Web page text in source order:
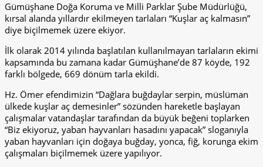
Gümüşhane Doğa Koruma ve Milli Parklar Şube Müdürlüğü,
kırsal alanda yıllardır ekilmeyen tarlaları “Kuşlar aç kalmasın”
diye biçilmemek üzere ekiyor.
İlk olarak 2014 yılında başlatılan kullanılmayan tarlaların ekimi
kapsamında bu zamana kadar Gümüşhane’de 87 köyde, 192
farklı bölgede, 669 dönüm tarla ekildi.
Hz. Ömer efendimizin “Dağlara buğdaylar serpin, müslüman
ülkede kuşlar aç demesinler” sözünden hareketle başlayan
çalışmalar vatandaşlar tarafından da büyük beğeni toplarken
“Biz ekiyoruz, yaban hayvanları hasadını yapacak” sloganıyla
yaban hayvanları için doğaya buğday, yonca, fiğ, korunga ekim
çalışmaları biçilmemek üzere yapılıyor.